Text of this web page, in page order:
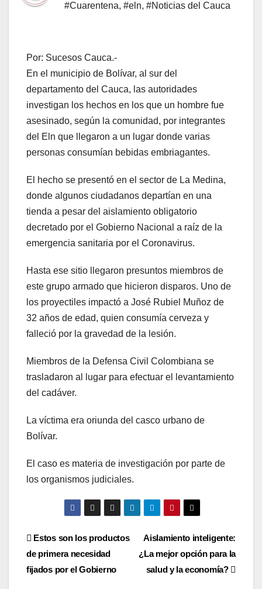
#Cuarentena, #eln, #Noticias del Cauca
Por: Sucesos Cauca.-
En el municipio de Bolívar, al sur del
departamento del Cauca, las autoridades
investigan los hechos en los que un hombre fue
asesinado, según la comunidad, por integrantes
del Eln que llegaron a un lugar donde varias
personas consumían bebidas embriagantes.
El hecho se presentó en el sector de La Medina,
donde algunos ciudadanos departían en una
tienda a pesar del aislamiento obligatorio
decretado por el Gobierno Nacional a raíz de la
emergencia sanitaria por el Coronavirus.
Hasta ese sitio llegaron presuntos miembros de
este grupo armado que hicieron disparos. Uno de
los proyectiles impactó a José Rubiel Muñoz de
32 años de edad, quien consumía cerveza y
falleció por la gravedad de la lesión.
Miembros de la Defensa Civil Colombiana se
trasladaron al lugar para efectuar el levantamiento
del cadáver.
La víctima era oriunda del casco urbano de
Bolívar.
El caso es materia de investigación por parte de
los organismos judiciales.
Navegación
de
Aislamiento inteligente:
¿La mejor opción para la
salud y la economía?
Estos son los productos
de primera necesidad
fijados por el Gobierno